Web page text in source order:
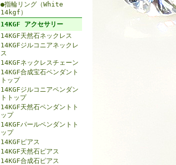
●指輪リング（White
14kgf）
14KGF アクセサリー
14KGF天然石ネックレス
14KGFジルコニアネックレ
ス
14KGFネックレスチェーン
14KGF合成宝石ペンダント
トップ
14KGFジルコニアペンダン
トトップ
14KGF天然石ペンダントト
ップ
14KGFパールペンダントト
ップ
14KGFピアス
14KGF天然石ピアス
14KGF合成石ピアス